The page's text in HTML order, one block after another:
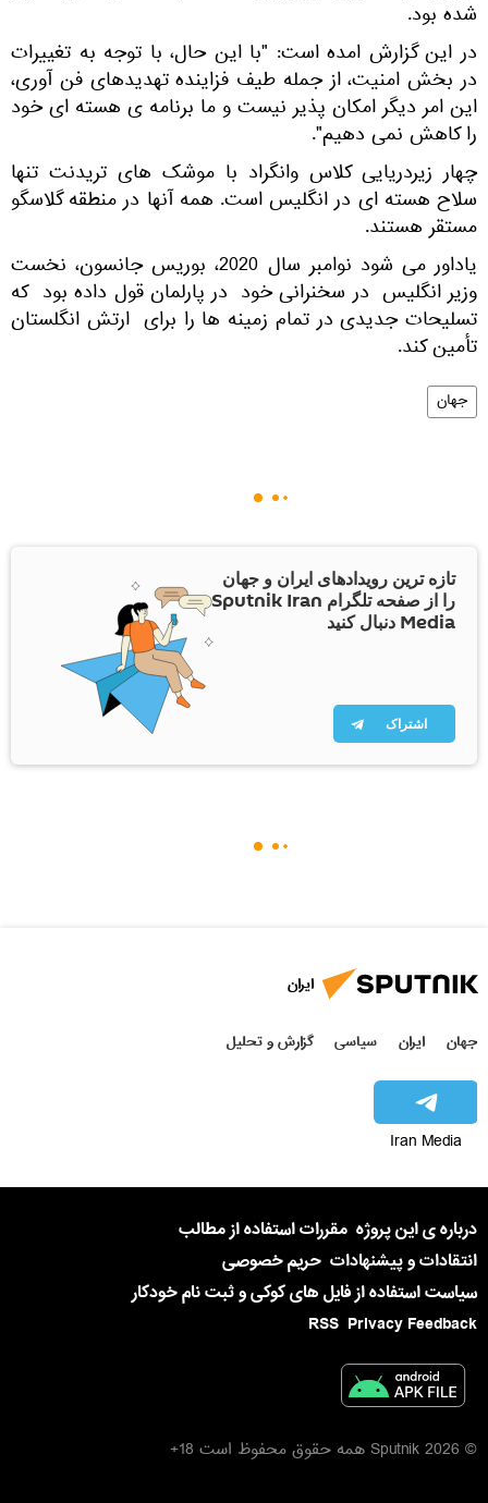
شده بود.
در این گزارش امده است: "با این حال، با توجه به تغییرات
در بخش امنیت، از جمله طیف فزاینده تهدیدهای فن آوری،
این امر دیگر امکان پذیر نیست و ما برنامه ی هسته ای خود
را کاهش نمی دهیم".
چهار زیردریایی کلاس وانگراد با موشک های تریدنت تنها
سلاح هسته ای در انگلیس است. همه آنها در منطقه گلاسگو
مستقر هستند.
یاداور می شود نوامبر سال 2020، بوریس جانسون، نخست
وزیر انگلیس در سخنرانی خود در پارلمان قول داده بود که
تسلیحات جدیدی در تمام زمینه ها را برای ارتش انگلستان
تأمین کند.
جهان
تازه ترین رویدادهای ایران و جهان
را از صفحه تلگرام Sputnik Iran
Media دنبال کنید
اشتراک
ایران
جهان ایران سیاسی گزارش و تحلیل
Iran Media
درباره ی این پروژه مقررات استفاده از مطالب
انتقادات و پیشنهادات حریم خصوصی
سیاست استفاده از فایل های کوکی و ثبت نام خودکار
Privacy Feedback
RSS
© 2026 Sputnik همه حقوق محفوظ است 18+